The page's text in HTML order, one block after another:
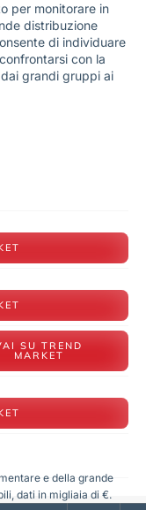
per monitorare in
distribuzione
di individuare
con la
grandi gruppi ai
SU TREND
MARKET
e della grande
dati in migliaia di €.